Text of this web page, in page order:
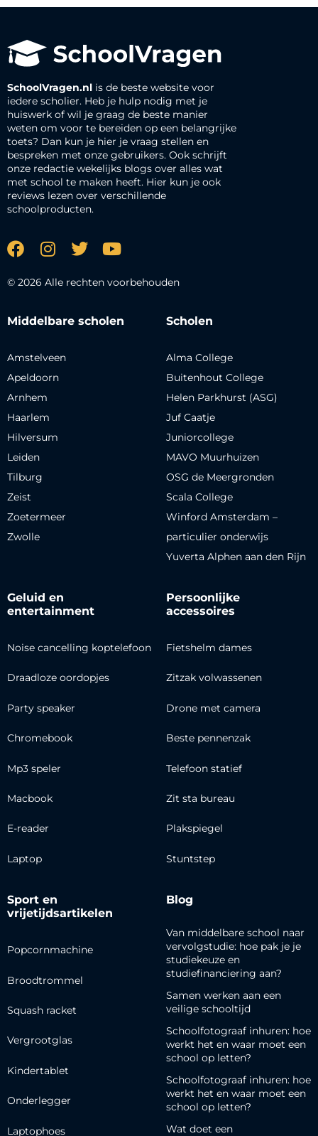
SchoolVragen.nl is de beste website voor
iedere scholier. Heb je hulp nodig met je
huiswerk of wil je graag de beste manier
weten om voor te bereiden op een belangrijke
toets? Dan kun je hier je vraag stellen en
bespreken met onze gebruikers. Ook schrijft
onze redactie wekelijks blogs over alles wat
met school te maken heeft. Hier kun je ook
reviews lezen over verschillende
schoolproducten.
© 2026 Alle rechten voorbehouden
Middelbare scholen
Amstelveen
Apeldoorn
Arnhem
Haarlem
Hilversum
Leiden
Tilburg
Zeist
Zoetermeer
Zwolle
Scholen
Alma College
Buitenhout College
Helen Parkhurst (ASG)
Juf Caatje
Juniorcollege
MAVO Muurhuizen
OSG de Meergronden
Scala College
Winford Amsterdam –
particulier onderwijs
Yuverta Alphen aan den Rijn
Geluid en
entertainment
Noise cancelling koptelefoon
Draadloze oordopjes
Party speaker
Chromebook
Mp3 speler
Macbook
E-reader
Laptop
Persoonlijke
accessoires
Fietshelm dames
Zitzak volwassenen
Drone met camera
Beste pennenzak
Telefoon statief
Zit sta bureau
Plakspiegel
Stuntstep
Sport en
vrijetijdsartikelen
Popcornmachine
Broodtrommel
Squash racket
Vergrootglas
Kindertablet
Onderlegger
Laptophoes
Blog
Van middelbare school naar
vervolgstudie: hoe pak je je
studiekeuze en
studiefinanciering aan?
Samen werken aan een
veilige schooltijd
Schoolfotograaf inhuren: hoe
werkt het en waar moet een
school op letten?
Schoolfotograaf inhuren: hoe
werkt het en waar moet een
school op letten?
Wat doet een